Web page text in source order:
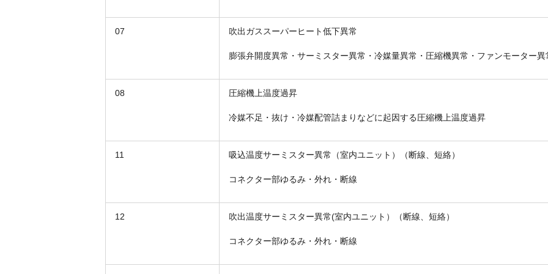
07 吹出ガススーパーヒート低下異常
膨張弁開度異常・サーミスター異常・冷媒量異常・圧縮機異常・ファンモーター異
08 圧縮機上温度過昇
冷媒不足・抜け・冷媒配管詰まりなどに起因する圧縮機上温度過昇
11 吸込温度サーミスター異常（室内ユニット）（断線、短絡）
コネクター部ゆるみ・外れ・断線
12 吹出温度サーミスター異常(室内ユニット）（断線、短絡）
コネクター部ゆるみ・外れ・断線